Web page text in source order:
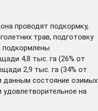
проводят подкормку,
трав, подготовку
подкормлены
4,8 тыс. га (26% от
2,9 тыс. га (34% от
данным состояние озимых
удовлетворительное на